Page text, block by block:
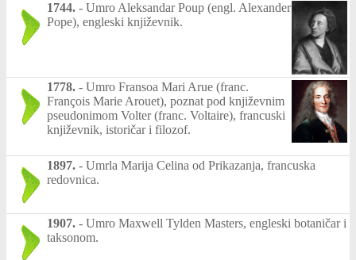
1744. - Umro Aleksandar Poup (engl. Alexander
Pope), engleski književnik.
1778. - Umro Fransoa Mari Arue (franc.
François Marie Arouet), poznat pod književnim
pseudonimom Volter (franc. Voltaire), francuski
književnik, istoričar i filozof.
1897. - Umrla Marija Celina od Prikazanja, francuska
redovnica.
1907. - Umro Maxwell Tylden Masters, engleski botaničar i
taksonom.